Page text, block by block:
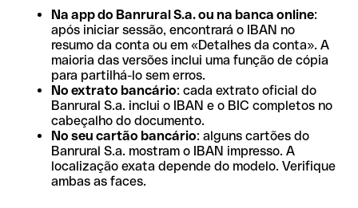
Na app do Banrural S.a. ou na banca online:
após iniciar sessão, encontrará o IBAN no
resumo da conta ou em «Detalhes da conta». A
maioria das versões inclui uma função de cópia
para partilhá-lo sem erros.
No extrato bancário: cada extrato oficial do
Banrural S.a. inclui o IBAN e o BIC completos no
cabeçalho do documento.
No seu cartão bancário: alguns cartões do
Banrural S.a. mostram o IBAN impresso. A
localização exata depende do modelo. Verifique
ambas as faces.